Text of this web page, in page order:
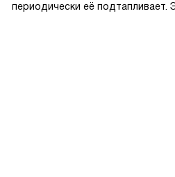
периодически её подтапливает.